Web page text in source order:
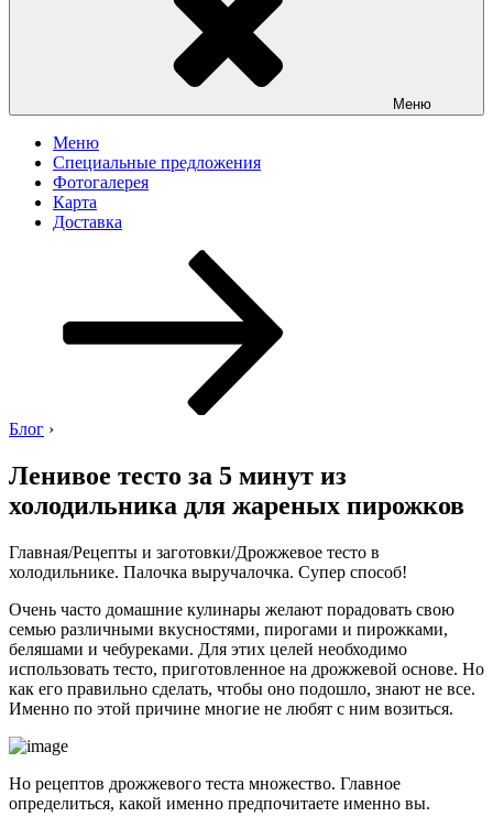
Меню
Меню
Специальные предложения
Фотогалерея
Карта
Доставка
Блог ›
Ленивое тесто за 5 минут из
холодильника для жареных пирожков
Главная/Рецепты и заготовки/Дрожжевое тесто в
холодильнике. Палочка выручалочка. Супер способ!
Очень часто домашние кулинары желают порадовать свою
семью различными вкусностями, пирогами и пирожками,
беляшами и чебуреками. Для этих целей необходимо
использовать тесто, приготовленное на дрожжевой основе. Но
как его правильно сделать, чтобы оно подошло, знают не все.
Именно по этой причине многие не любят с ним возиться.
Но рецептов дрожжевого теста множество. Главное
определиться, какой именно предпочитаете именно вы.